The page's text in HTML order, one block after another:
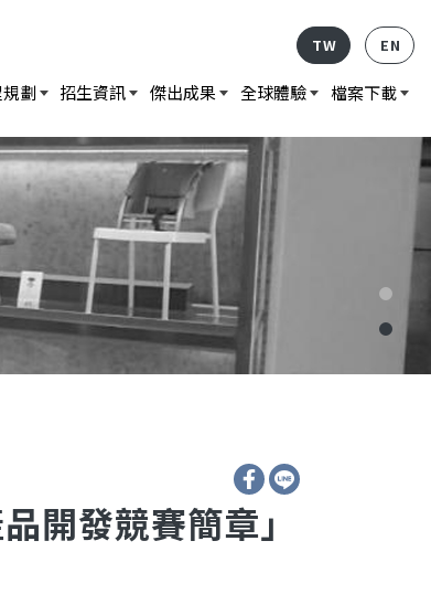
劃 招生資訊 傑出成果 全球體驗 檔案下載
TW EN
開發競賽簡章」